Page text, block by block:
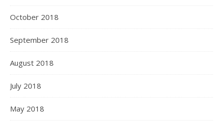
October 2018
September 2018
August 2018
July 2018
May 2018